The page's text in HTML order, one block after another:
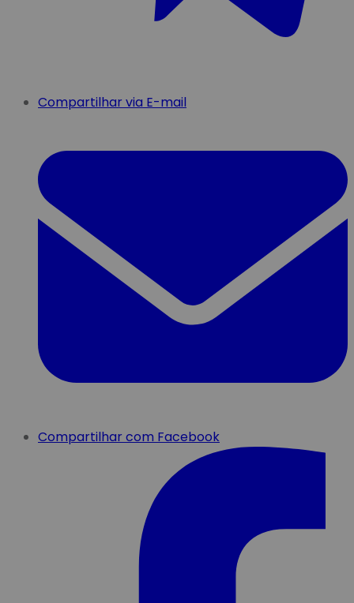
Compartilhar via E-mail
Compartilhar com Facebook